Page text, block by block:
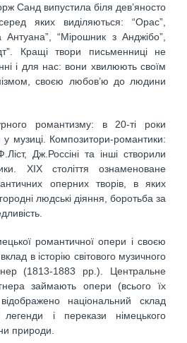
Санд випустила біля дев’яносто
яких виділяються: “Орас”,
Антуана”, “Мірошник з Анджібо”,
Кращі твори письменниці не
і для нас: вони хвилюють своїм
своєю любов’ю до людини
романтизму: в 20-ті роки
музиці. Композитори-романтики:
Дж.Россіні та інші створили
ХІХ століття ознаменоване
оперних творів, в яких
людські діяння, боротьба за
романтичної опери і своєю
в історію світового музичного
(1813-1883 рр.). Центральне
займають опери (всього їх
національний склад
легенди і перекази німецького
природи.